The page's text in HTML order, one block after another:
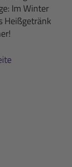
Im Winter
Heißgetränk